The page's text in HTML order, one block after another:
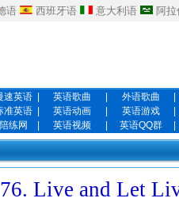
语 西班牙语 意大利语 阿
速英语 英语歌曲 外语歌曲
准英语 英语动画 英语游戏
练网 英语视频 英语QQ群
76. Live and Let